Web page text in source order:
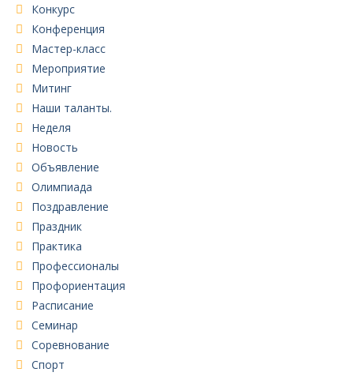
Конкурс
Конференция
Мастер-класс
Мероприятие
Митинг
Наши таланты.
Неделя
Новость
Объявление
Олимпиада
Поздравление
Праздник
Практика
Профессионалы
Профориентация
Расписание
Семинар
Соревнование
Спорт